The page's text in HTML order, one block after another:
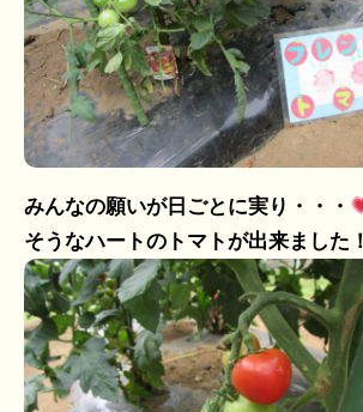
みんなの願いが日ごとに実り・・・
そうなハートのトマトが出来ました！